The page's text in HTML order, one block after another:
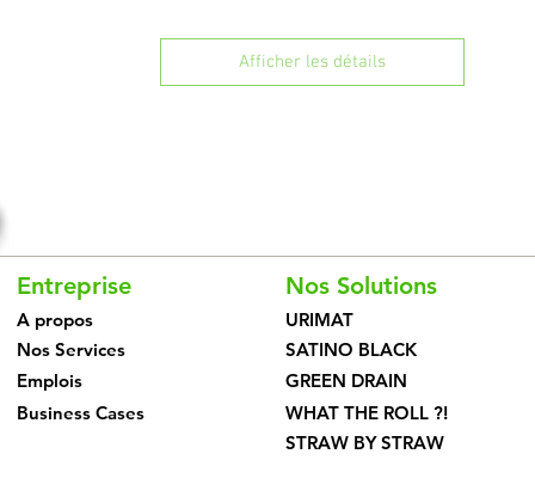
Afficher les détails
Emplois
Nos Solutions
Entreprise
A propos
Nos Services
URIMAT
SATINO BLACK
Business Cases
GREEN DRAIN
WHAT THE ROLL ?!
STRAW BY STRAW